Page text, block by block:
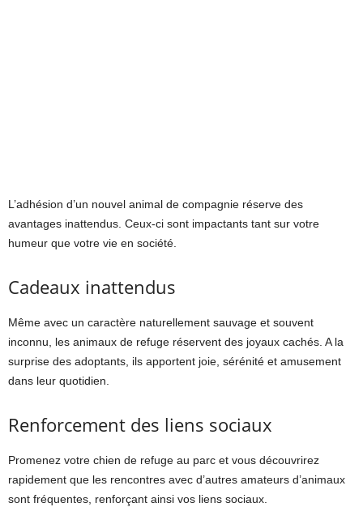
L’adhésion d’un nouvel animal de compagnie réserve des
avantages inattendus. Ceux-ci sont impactants tant sur votre
humeur que votre vie en société.
Cadeaux inattendus
Même avec un caractère naturellement sauvage et souvent
inconnu, les animaux de refuge réservent des joyaux cachés. A la
surprise des adoptants, ils apportent joie, sérénité et amusement
dans leur quotidien.
Renforcement des liens sociaux
Promenez votre chien de refuge au parc et vous découvrirez
rapidement que les rencontres avec d’autres amateurs d’animaux
sont fréquentes, renforçant ainsi vos liens sociaux.